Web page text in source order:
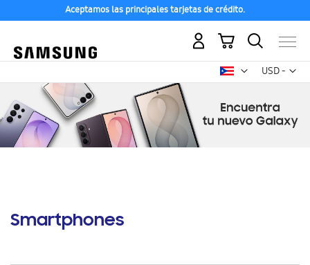
Aceptamos las principales tarjetas de crédito.
USD -
dólar
Mi carrito
Smartphones